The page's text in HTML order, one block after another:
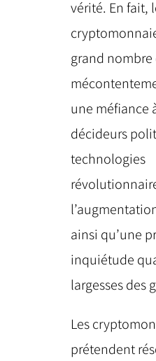
vérité. En fait,
grand nombre
une méfiance
décideurs
technologies
ainsi qu’une
inquiétude
largesses des
Les
prétendent